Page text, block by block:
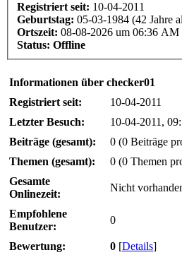
Registriert seit: 10-04-2011
Geburtstag: 05-03-1984 (42 Jahre
Ortszeit: 08-08-2026 um 06:36 AM
Status: Offline
Informationen über checker01
Registriert seit:
10-04-2011
Letzter Besuch:
10-04-2011,
Beiträge (gesamt):
0 (0 Beiträge
Themen (gesamt):
0 (0 Themen
Gesamte
Onlinezeit:
Nicht
Empfohlene
Benutzer:
0
Bewertung: 0 [Details]